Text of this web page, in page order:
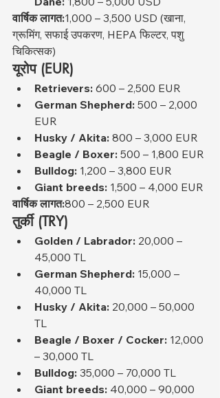
वार्षिक लागत:1,000 – 3,500 USD (खाना,
ग्रूमिंग, सफाई उपकरण, HEPA फिल्टर, पशु
चिकित्सक)
यूरोप (EUR)
Retrievers: 600 – 2,500 EUR
German Shepherd: 500 – 2,000
EUR
Husky / Akita: 800 – 3,000 EUR
Beagle / Boxer: 500 – 1,800 EUR
Bulldog: 1,200 – 3,800 EUR
Giant breeds: 1,500 – 4,000 EUR
वार्षिक लागत:800 – 2,500 EUR
तुर्की (TRY)
Golden / Labrador: 20,000 –
45,000 TL
German Shepherd: 15,000 –
40,000 TL
Husky / Akita: 20,000 – 50,000
TL
Beagle / Boxer / Cocker: 12,000
– 30,000 TL
Bulldog: 35,000 – 70,000 TL
Giant breeds: 40,000 – 90,000